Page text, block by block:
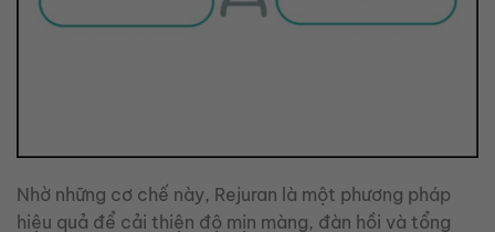
Nhờ những cơ chế này, Rejuran là một phương pháp
hiệu quả để cải thiện độ mịn màng, đàn hồi và tổng